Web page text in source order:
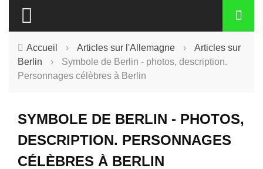
Accueil › Articles sur l'Allemagne ›
Articles sur
Berlin
›
Symbole de Berlin - photos, description.
Personnages célèbres à Berlin
SYMBOLE DE BERLIN - PHOTOS,
DESCRIPTION. PERSONNAGES
CÉLÈBRES À BERLIN